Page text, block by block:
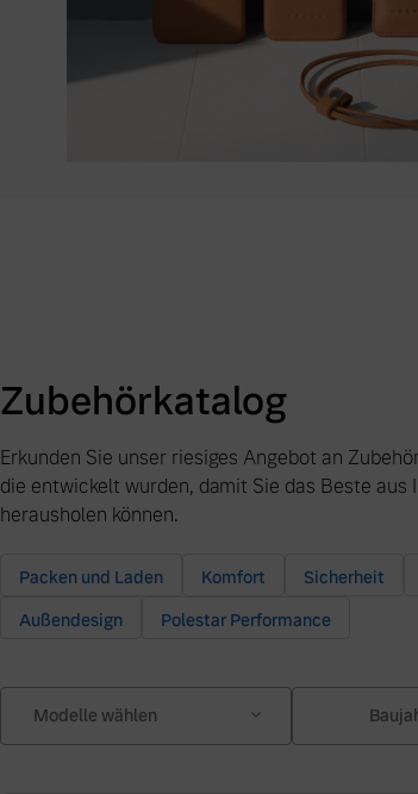
Zubehörkatalog
Erkunden Sie unser riesiges Angebot an
die entwickelt wurden, damit Sie das Beste aus
herausholen können.
Packen und Laden Komfort Sicherheit
Außendesign
Polestar Performance
Modelle wählen